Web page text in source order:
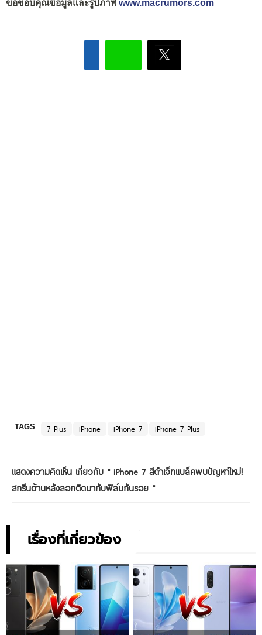
ขอขอบคุณข้อมูลและรูปภาพ www.macrumors.com
TAGS 7 Plus iPhone iPhone 7 iPhone 7 Plus
แสดงความคิดเห็น เกี่ยวกับ " iPhone 7 สีดำเจ็ทแบล็คพบปัญหาใหม่!
สกรีนด้านหลังลอกติดมากับฟิล์มกันรอย "
เรื่องที่เกี่ยวข้อง